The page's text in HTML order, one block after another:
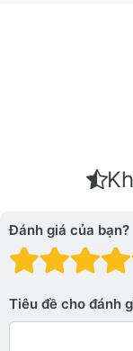
Đánh giá của bạn?
Đánh
Tiêu đề cho đánh